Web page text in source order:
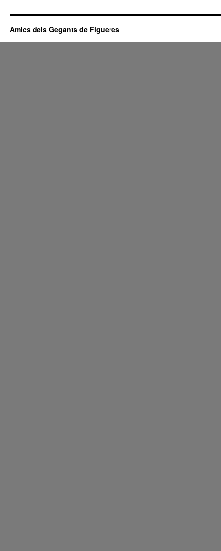
Amics dels Gegants de Figueres